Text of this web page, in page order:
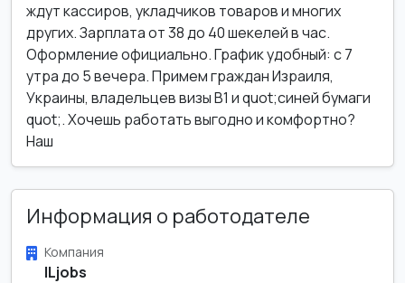
ждут кассиров, укладчиков товаров и многих
других. Зарплата от 38 до 40 шекелей в час.
Оформление официально. График удобный: с 7
утра до 5 вечера. Примем граждан Израиля,
Украины, владельцев визы B1 и quot;синей бумаги
quot;. Хочешь работать выгодно и комфортно?
Наш
Информация о работодателе
Компания
ILjobs